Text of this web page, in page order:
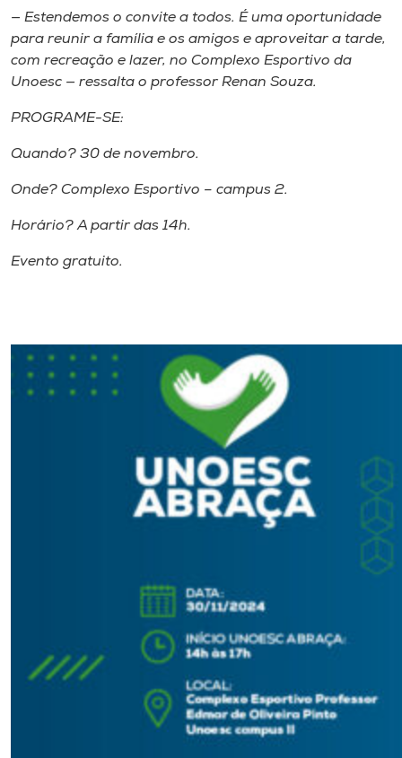
Museu
Store
o idioma
— Estendemos o convite a todos. É uma oportunidade
para reunir a família e os amigos e aproveitar a tarde,
com recreação e lazer, no Complexo Esportivo da
Unoesc — ressalta o professor Renan Souza.
PROGRAME-SE:
Quando? 30 de novembro.
Onde? Complexo Esportivo – campus 2.
Horário? A partir das 14h.
Evento gratuito.